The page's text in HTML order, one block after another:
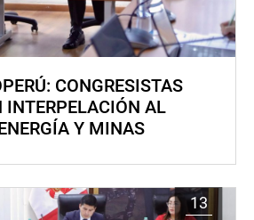
CONGRESISTAS
INTERPELACIÓN AL
Y MINAS
13